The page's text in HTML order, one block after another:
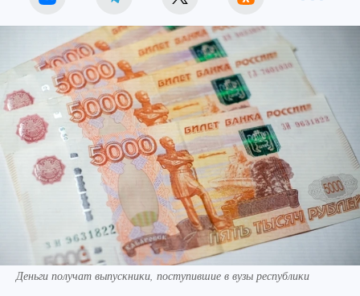
Деньги получат выпускники, поступившие в вузы республики